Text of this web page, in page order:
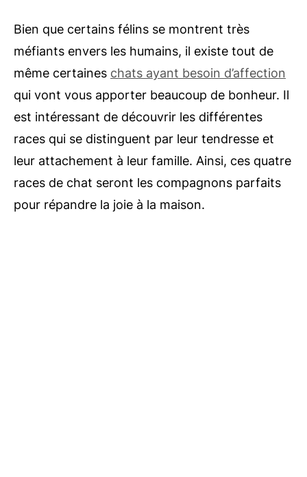
Bien que certains félins se montrent très
méfiants envers les humains, il existe tout de
même certaines chats ayant besoin d’affection
qui vont vous apporter beaucoup de bonheur. Il
est intéressant de découvrir les différentes
races qui se distinguent par leur tendresse et
leur attachement à leur famille. Ainsi, ces quatre
races de chat seront les compagnons parfaits
pour répandre la joie à la maison.